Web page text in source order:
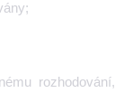
rozhodování,